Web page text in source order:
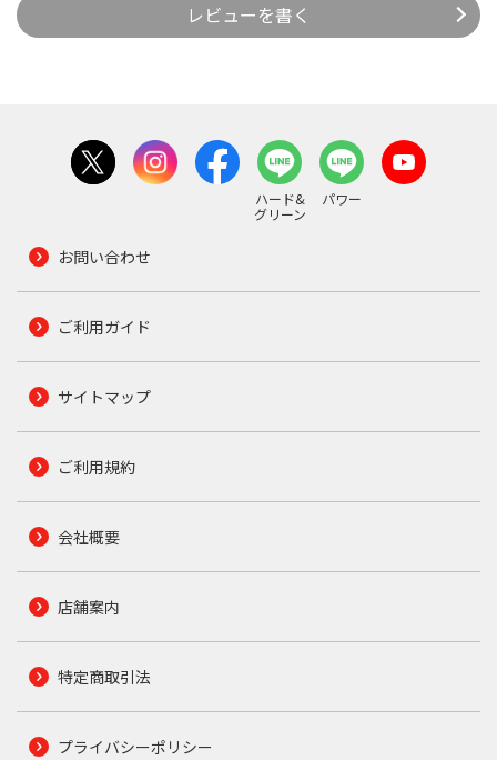
レビューを書く
ハード&
グリーン
パワー
お問い合わせ
ご利用ガイド
サイトマップ
ご利用規約
会社概要
店舗案内
特定商取引法
プライバシーポリシー